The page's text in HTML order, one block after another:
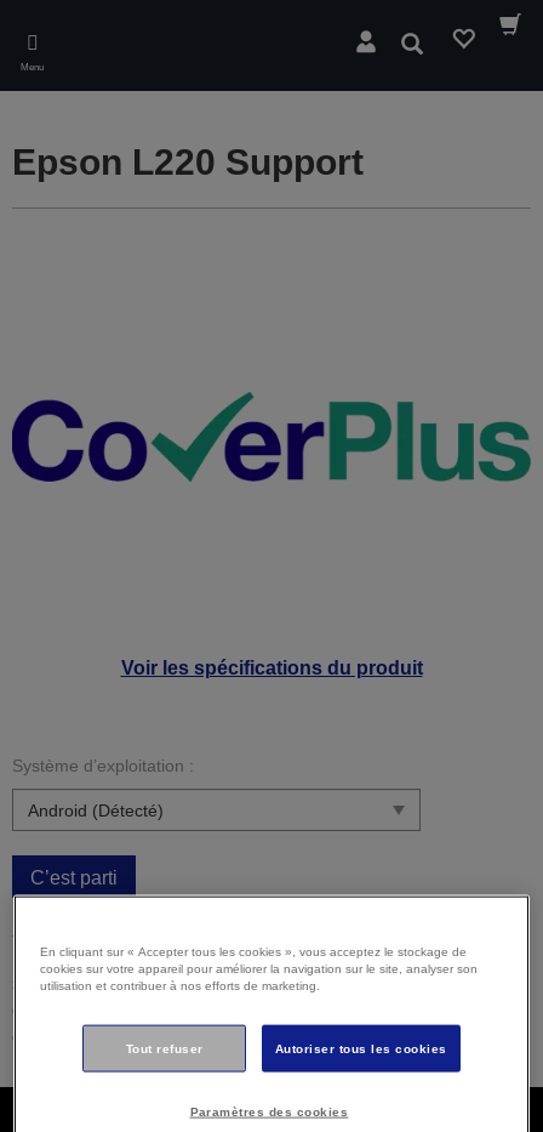
main
content
Menu
Rechercher
Voir les spécifications du produit
Epson L220 Support
Système d’exploitation :
C’est parti
ne soit pas détecté correctement. Il est important que vous
sélectionniez manuellement votre système d'exploitation ci-
dessus pour vous assurer que vous visualisez un contenu
compatible.
En cliquant sur « Accepter tous les cookies », vous acceptez le stockage de
cookies sur votre appareil pour améliorer la navigation sur le site, analyser son
utilisation et contribuer à nos efforts de marketing.
Tout refuser Autoriser tous les cookies
Paramètres des cookies